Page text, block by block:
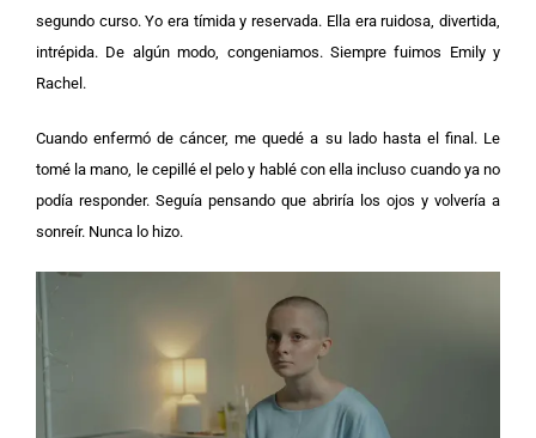
segundo curso. Yo era tímida y reservada. Ella era ruidosa, divertida,
intrépida. De algún modo, congeniamos. Siempre fuimos Emily y
Rachel.
Cuando enfermó de cáncer, me quedé a su lado hasta el final. Le
tomé la mano, le cepillé el pelo y hablé con ella incluso cuando ya no
podía responder. Seguía pensando que abriría los ojos y volvería a
sonreír. Nunca lo hizo.